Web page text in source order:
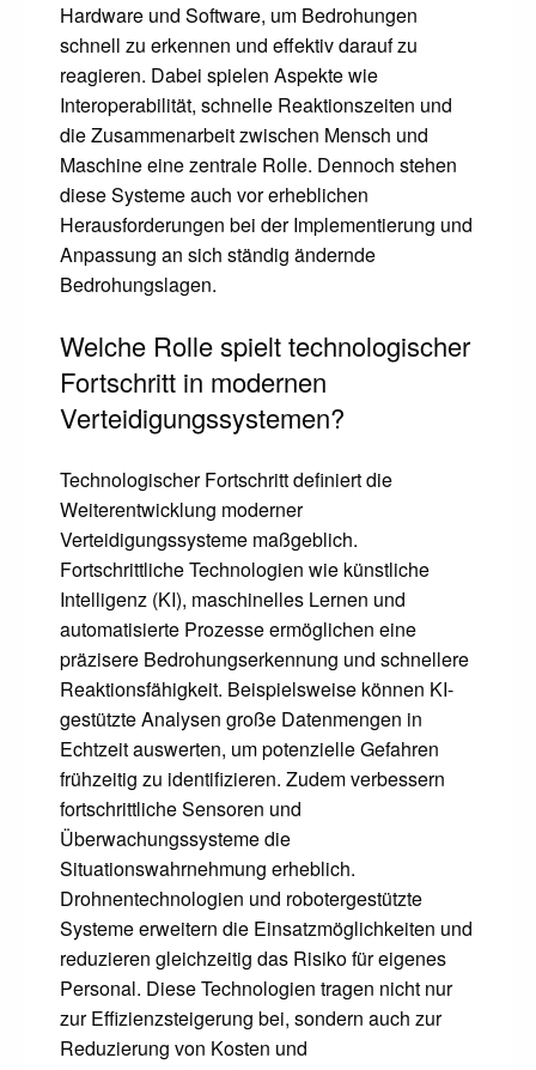
Hardware und Software, um Bedrohungen
schnell zu erkennen und effektiv darauf zu
reagieren. Dabei spielen Aspekte wie
Interoperabilität, schnelle Reaktionszeiten und
die Zusammenarbeit zwischen Mensch und
Maschine eine zentrale Rolle. Dennoch stehen
diese Systeme auch vor erheblichen
Herausforderungen bei der Implementierung und
Anpassung an sich ständig ändernde
Bedrohungslagen.
Welche Rolle spielt technologischer
Fortschritt in modernen
Verteidigungssystemen?
Technologischer Fortschritt definiert die
Weiterentwicklung moderner
Verteidigungssysteme maßgeblich.
Fortschrittliche Technologien wie künstliche
Intelligenz (KI), maschinelles Lernen und
automatisierte Prozesse ermöglichen eine
präzisere Bedrohungserkennung und schnellere
Reaktionsfähigkeit. Beispielsweise können KI-
gestützte Analysen große Datenmengen in
Echtzeit auswerten, um potenzielle Gefahren
frühzeitig zu identifizieren. Zudem verbessern
fortschrittliche Sensoren und
Überwachungssysteme die
Situationswahrnehmung erheblich.
Drohnentechnologien und robotergestützte
Systeme erweitern die Einsatzmöglichkeiten und
reduzieren gleichzeitig das Risiko für eigenes
Personal. Diese Technologien tragen nicht nur
zur Effizienzsteigerung bei, sondern auch zur
Reduzierung von Kosten und